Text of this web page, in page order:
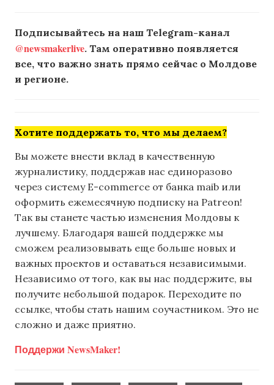
Подписывайтесь на наш Telegram-канал
@newsmakerlive. Там оперативно появляется
все, что важно знать прямо сейчас о Молдове
и регионе.
Хотите поддержать то, что мы делаем?
Вы можете внести вклад в качественную
журналистику, поддержав нас единоразово
через систему E-commerce от банка maib или
оформить ежемесячную подписку на Patreon!
Так вы станете частью изменения Молдовы к
лучшему. Благодаря вашей поддержке мы
сможем реализовывать еще больше новых и
важных проектов и оставаться независимыми.
Независимо от того, как вы нас поддержите, вы
получите небольшой подарок. Переходите по
ссылке, чтобы стать нашим соучастником. Это не
сложно и даже приятно.
Поддержи NewsMaker!